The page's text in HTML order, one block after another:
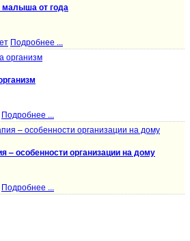
малыша от года
Подробнее ...
Подробнее ...
– особенности организации на дому
Подробнее ...